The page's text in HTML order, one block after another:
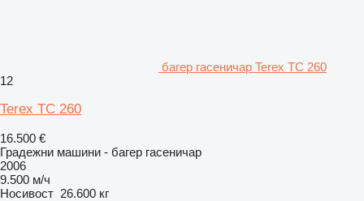
багер гасеничар Terex TC 260
12
Terex TC 260
16.500 €
Градежни машини - багер гасеничар
2006
9.500 м/ч
Носивост 26.600 кг